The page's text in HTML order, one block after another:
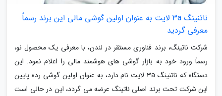
ناتنینگ 3a لایت به عنوان اولین گوشی مالی این برند رسماً
معرفی گردید
شرکت ناتینگ، برند فناوری مستقر در لندن، با معرفی یک محصول نو،
رسماً ورود خود به بازار گوشی های هوشمند مالی را اعلام نمود. این
دستگاه که ناتنینگ 3a لایت نام دارد، به عنوان اولین گوشی رده پایین
این شرکت تحت برند اصلی ناتینگ عرضه می گردد، این در حالی است